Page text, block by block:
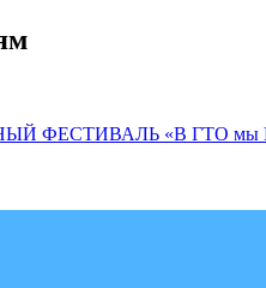
ФЕСТИВАЛЬ «В ГТО мы